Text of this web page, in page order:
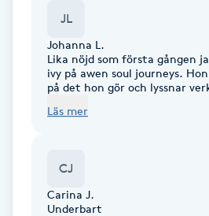
Diamantslipning
människa när timmen var
JL
Johanna L.
Lika nöjd som första gången
ivy på awen soul journeys.
på det hon gör och lyssnar
känna mig väldigt bekväm i
Läs mer
CJ
Carina J.
Underbart